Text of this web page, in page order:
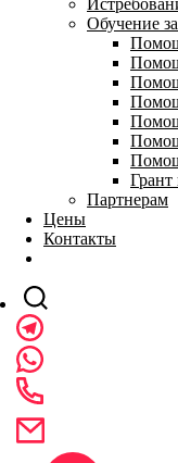
Обучение
Партнерам
Цены
Контакты